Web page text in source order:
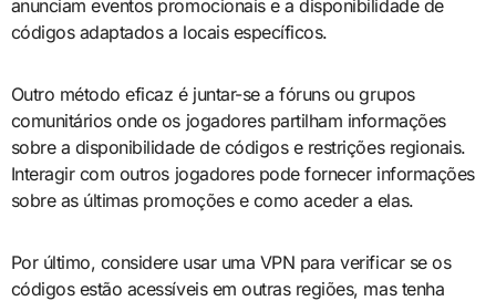
anunciam eventos promocionais e a disponibilidade de
códigos adaptados a locais específicos.
Outro método eficaz é juntar-se a fóruns ou grupos
comunitários onde os jogadores partilham informações
sobre a disponibilidade de códigos e restrições regionais.
Interagir com outros jogadores pode fornecer informações
sobre as últimas promoções e como aceder a elas.
Por último, considere usar uma VPN para verificar se os
códigos estão acessíveis em outras regiões, mas tenha